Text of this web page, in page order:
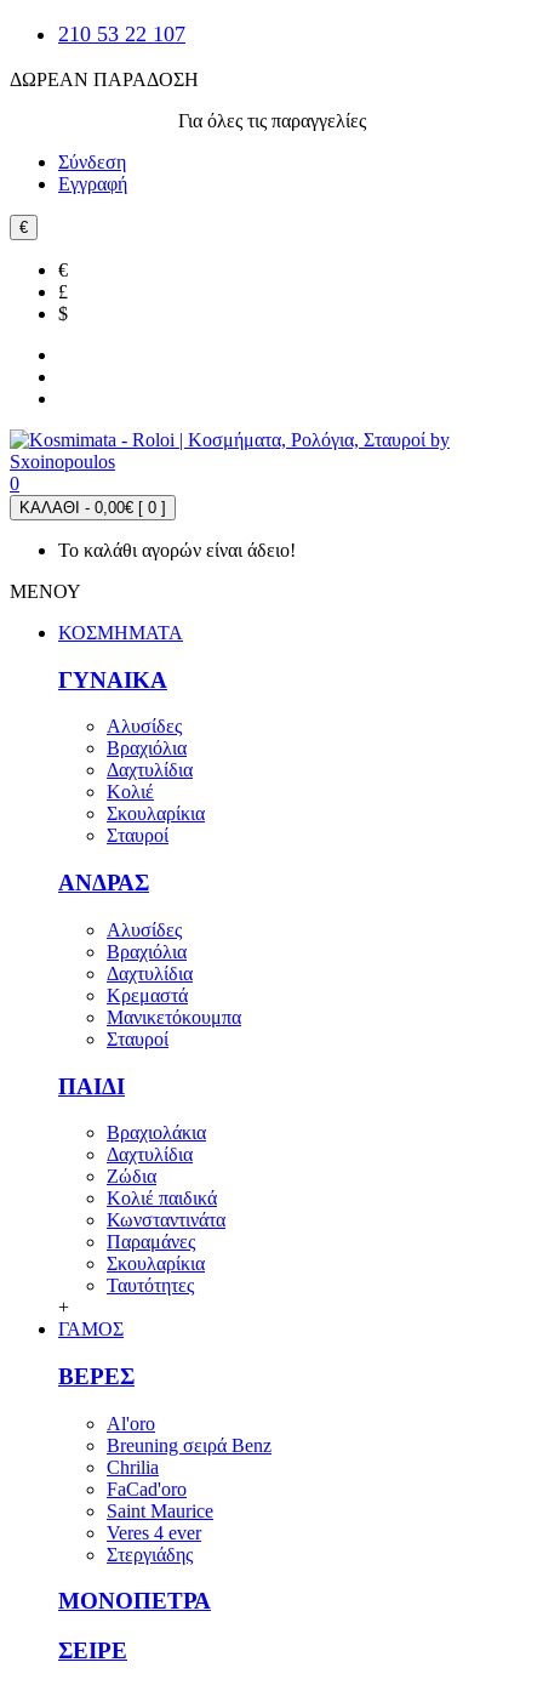
210 53 22 107
ΔΩΡΕΑΝ ΠΑΡΑΔΟΣΗ
Για όλες τις παραγγελίες
Σύνδεση
Εγγραφή
€
€
£
$
0
ΚΑΛΑΘΙ - 0,00€ [ 0 ]
Το καλάθι αγορών είναι άδειο!
ΜΕΝΟΥ
ΚΟΣΜΗΜΑΤΑ
ΓΥΝΑΙΚΑ
Αλυσίδες
Βραχιόλια
Δαχτυλίδια
Κολιέ
Σκουλαρίκια
Σταυροί
ΑΝΔΡΑΣ
Αλυσίδες
Βραχιόλια
Δαχτυλίδια
Κρεμαστά
Μανικετόκουμπα
Σταυροί
ΠΑΙΔΙ
Βραχιολάκια
Δαχτυλίδια
Ζώδια
Κολιέ παιδικά
Κωνσταντινάτα
Παραμάνες
Σκουλαρίκια
Ταυτότητες
+
ΓΑΜΟΣ
ΒΕΡΕΣ
Al'oro
Breuning σειρά Benz
Chrilia
FaCad'oro
Saint Maurice
Veres 4 ever
Στεργιάδης
ΜΟΝΟΠΕΤΡΑ
ΣΕΙΡΕ